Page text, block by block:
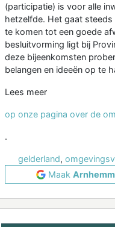
(participatie) is voor alle
hetzelfde. Het gaat
te komen tot een goede
besluitvorming ligt bij
deze bijeenkomsten
belangen en ideeën op te
Lees meer
op onze pagina over de
.
gelderland,
Maak